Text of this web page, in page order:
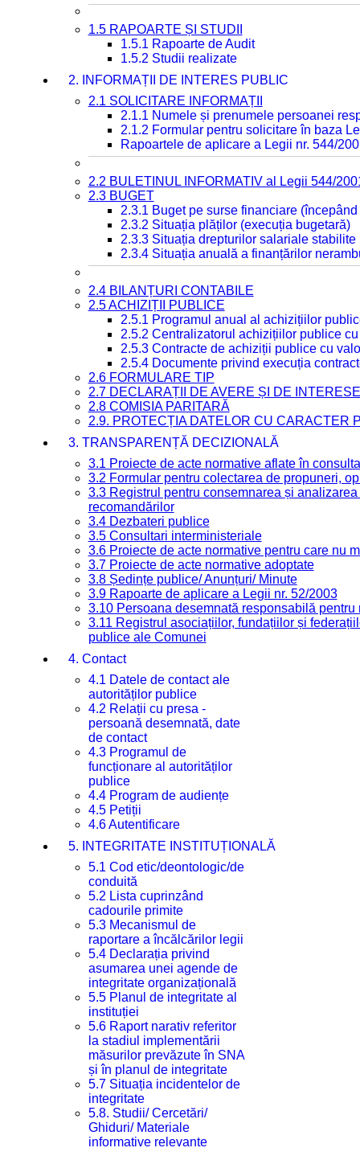
1.5 RAPOARTE ȘI STUDII
1.5.1 Rapoarte de Audit
1.5.2 Studii realizate
2. INFORMAȚII DE INTERES PUBLIC
2.1 SOLICITARE INFORMAȚII
2.1.1 Numele și prenumele persoanei
2.1.2 Formular pentru solicitare în baza
Rapoartele de aplicare a Legii nr. 544/
2.2 BULETINUL INFORMATIV al Legii 544/
2.3 BUGET
2.3.1 Buget pe surse financiare
2.3.2 Situația plăților (execuția bugetară)
2.3.3 Situația drepturilor salariale
2.3.4 Situația anuală a finanțărilor
2.4 BILANȚURI CONTABILE
2.5 ACHIZIȚII PUBLICE
2.5.1 Programul anual al achizițiilor
2.5.2 Centralizatorul achizițiilor publice
2.5.3 Contracte de achiziții publice cu
2.5.4 Documente privind execuția
2.6 FORMULARE TIP
2.7 DECLARAȚII DE AVERE ȘI DE INTERESE
2.8 COMISIA PARITARĂ
2.9. PROTECȚIA DATELOR CU CARACTER
3. TRANSPARENȚĂ DECIZIONALĂ
3.1 Proiecte de acte normative aflate în
3.2 Formular pentru colectarea de propuneri,
3.3 Registrul pentru consemnarea și
recomandărilor
3.4 Dezbateri publice
3.5 Consultari interministeriale
3.6 Proiecte de acte normative pentru care nu
3.7 Proiecte de acte normative adoptate
3.8 Ședințe publice/ Anunțuri/ Minute
3.9 Rapoarte de aplicare a Legii nr. 52/2003
3.10 Persoana desemnată responsabilă
3.11 Registrul asociațiilor, fundațiilor și
publice ale Comunei
4. Contact
4.1 Datele de contact ale
autorităților publice
4.2 Relații cu presa -
persoană desemnată, date
de contact
4.3 Programul de
funcționare al autorităților
publice
4.4 Program de audiențe
4.5 Petiții
4.6 Autentificare
5. INTEGRITATE INSTITUȚIONALĂ
5.1 Cod etic/deontologic/de
conduită
5.2 Lista cuprinzând
cadourile primite
5.3 Mecanismul de
raportare a încălcărilor legii
5.4 Declarația privind
asumarea unei agende de
integritate organizațională
5.5 Planul de integritate al
instituției
5.6 Raport narativ referitor
la stadiul implementării
măsurilor prevăzute în SNA
și în planul de integritate
5.7 Situația incidentelor de
integritate
5.8. Studii/ Cercetări/
Ghiduri/ Materiale
informative relevante